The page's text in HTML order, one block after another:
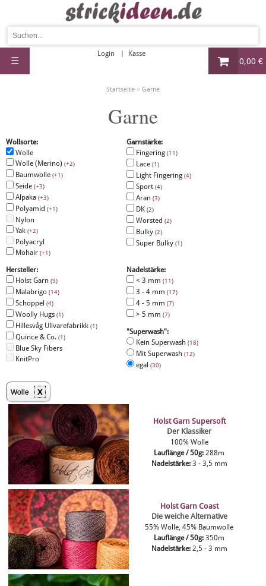
0,00 €
Login Kasse
☰
Startseite » Garne
Garne
Wollsorte:
Wolle
Wolle (Merino) (+2)
Baumwolle (+1)
Seide (+3)
Alpaka (+3)
Polyamid (+1)
Nylon
Yak (+2)
Polyacryl
Mohair (+1)
Garnstärke:
Fingering (11)
Lace (1)
Light Fingering (4)
Sport (4)
Aran (3)
DK (2)
Worsted (2)
Bulky (2)
Super Bulky (1)
Hersteller:
Holst Garn (9)
Malabrigo (14)
Schoppel (4)
Woolly Hugs (1)
Hillesvåg Ullvarefabrikk (1)
Quince & Co. (1)
Blue Sky Fibers
KnitPro
Nadelstärke:
< 3 mm (11)
3 - 4 mm (17)
4 - 5 mm (7)
> 5 mm (7)
"Superwash":
Kein Superwash (18)
Mit Superwash (12)
egal (30)
Wolle x
Holst Garn Supersoft
Der Klassiker
100% Wolle
Lauflänge / 50g:288m
Nadelstärke: 3 - 3,5 mm
Holst Garn Coast
Die weiche Alternative
55% Wolle, 45% Baumwolle
Lauflänge / 50g:350m
Nadelstärke: 2,5 - 3 mm